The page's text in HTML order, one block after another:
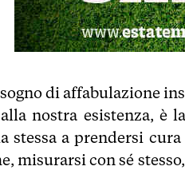
di affabulazione
nostra esistenza, è
stessa a prendersi
misurarsi con sé